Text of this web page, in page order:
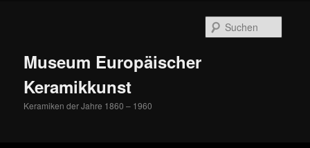
Museum Europäischer
Keramikkunst
Keramiken der Jahre 1860 – 1960